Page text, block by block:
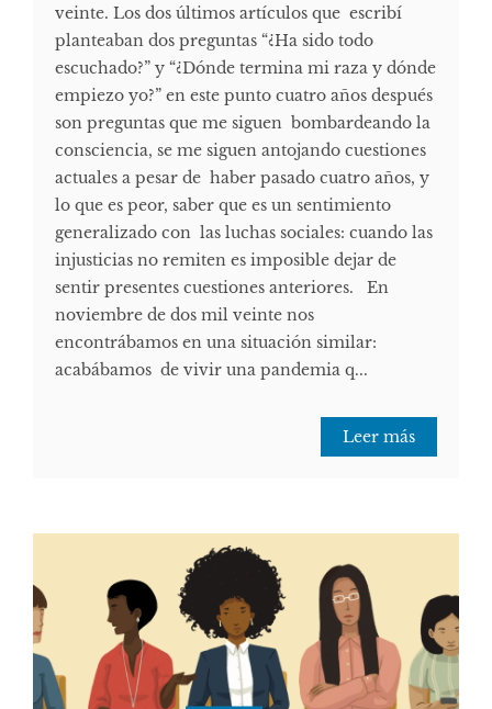
veinte. Los dos últimos artículos que escribí
planteaban dos preguntas “¿Ha sido todo
escuchado?” y “¿Dónde termina mi raza y dónde
empiezo yo?” en este punto cuatro años después
son preguntas que me siguen bombardeando la
consciencia, se me siguen antojando cuestiones
actuales a pesar de haber pasado cuatro años, y
lo que es peor, saber que es un sentimiento
generalizado con las luchas sociales: cuando las
injusticias no remiten es imposible dejar de
sentir presentes cuestiones anteriores. En
noviembre de dos mil veinte nos
encontrábamos en una situación similar:
acabábamos de vivir una pandemia q...
Leer más